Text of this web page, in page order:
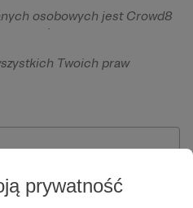
prywatność
osobowych jest Crowd8
ul. Żwirki i Wigury 16, 02-
będą przetwarzane w
umowy zawartej z Tobą, w
dokonywania oraz
platformie oraz
Twoich praw
o ochronie
zautomatyzowanemu
Twoich danych
niepełnoletnich możliwa